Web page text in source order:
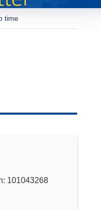
time
101043268